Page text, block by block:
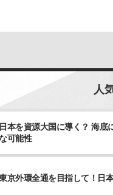
たしません。ま
ることもいたし
報は、法令の定
ご同意をいただ
に使用しませ
した個人情報を
人
日本を資源大国に導く？ 海底
可能性
京外環全通を目指して！日